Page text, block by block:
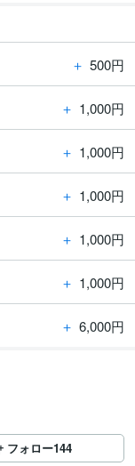
＋ 500円
＋ 1,000円
＋ 1,000円
＋ 1,000円
＋ 1,000円
＋ 1,000円
＋ 6,000円
フォロー144